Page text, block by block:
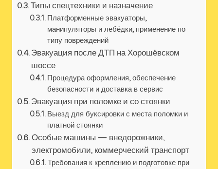
Типы спецтехники и назначение
Платформенные эвакуаторы,
манипуляторы и лебёдки, применение по
типу повреждений
Эвакуация после ДТП на Хорошёвском
шоссе
Процедура оформления, обеспечение
безопасности и доставка в сервис
Эвакуация при поломке и со стоянки
Выезд для буксировки с места поломки и
платной стоянки
Особые машины — внедорожники,
электромобили, коммерческий транспорт
Требования к креплению и подготовке при